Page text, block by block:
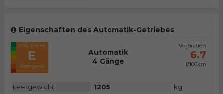
Eigenschaften des Automatik-Getriebes
CO2 Emiss.
E
Kategorie
Automatik
4 Gänge
Verbrauch
6.7
l/100km
Leergewicht: 1205
kg